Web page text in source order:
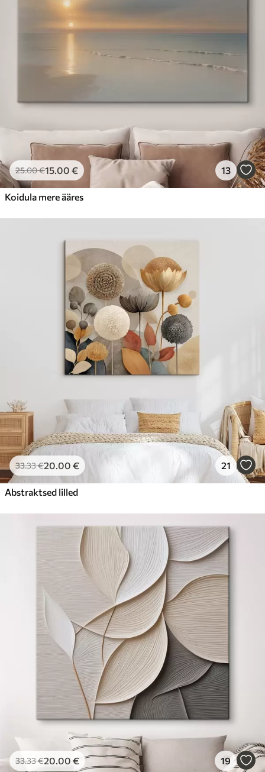
23
25.00€15.00 € 13
Koidula mere ääres
33.33€20.00 € 21
Abstraktsed lilled
33.33€20.00 € 19